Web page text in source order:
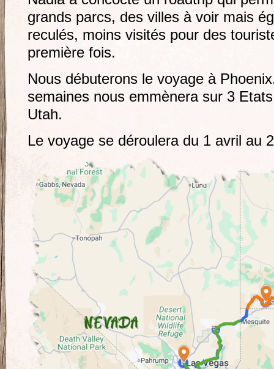
grands parcs, des villes à voir mais
reculés, moins visités pour des
première fois.
Nous débuterons le voyage à
semaines nous emmènera sur 3
Utah.
Le voyage se déroulera du 1 avril au